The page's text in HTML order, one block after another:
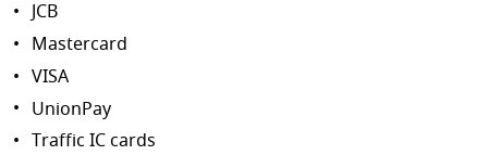
JCB
Mastercard
VISA
UnionPay
Traffic IC cards